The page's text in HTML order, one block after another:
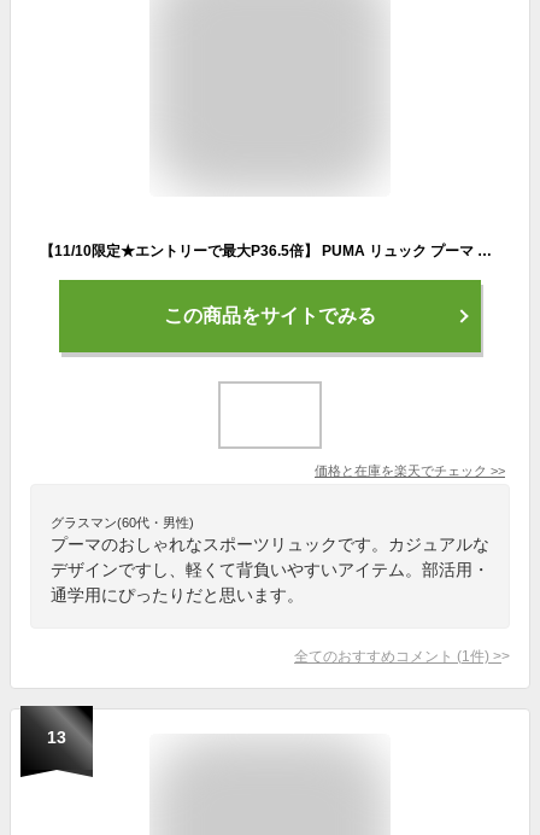
【11/10限定★エントリーで最大P36.5倍】 PUMA リュック プーマ B4 35L メンズ レディース 大容量 通学 リュックサック バックパック スポーツリュック 通学リュック スポーツブランド 軽い 軽量 男子 女子 高校生 中学生 スポーツ TEAMFINAL 79266
この商品をサイトでみる
価格と在庫を楽天でチェック >>
グラスマン(60代・男性)
プーマのおしゃれなスポーツリュックです。カジュアルな
デザインですし、軽くて背負いやすいアイテム。部活用・
通学用にぴったりだと思います。
全てのおすすめコメント (1 件) >
13